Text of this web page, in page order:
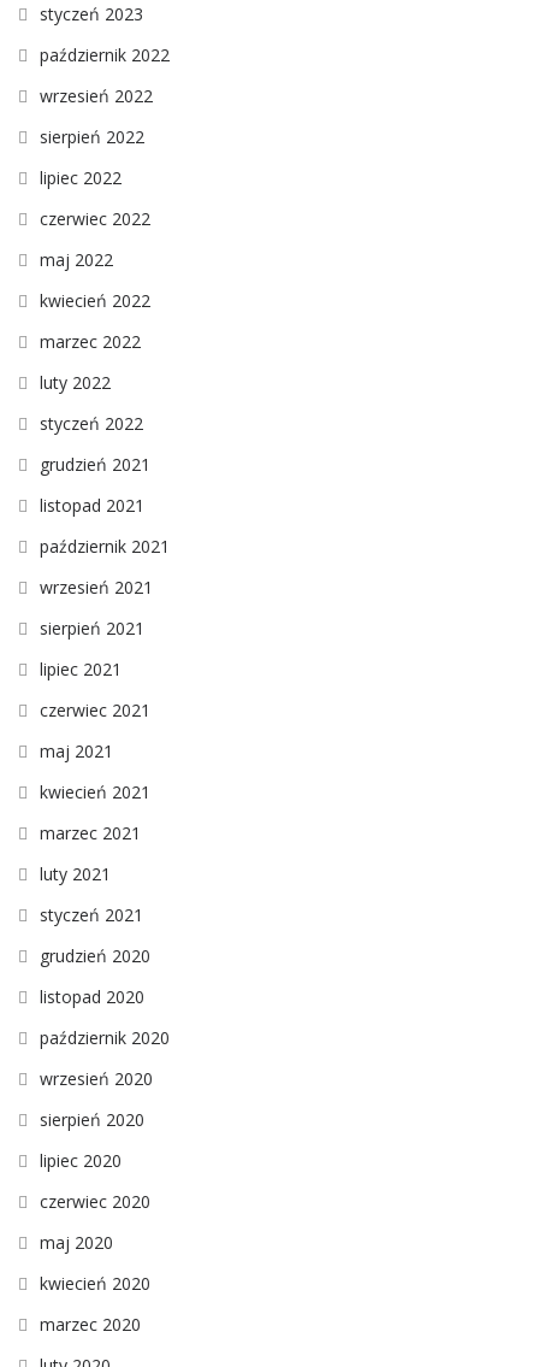
styczeń 2023
październik 2022
wrzesień 2022
sierpień 2022
lipiec 2022
czerwiec 2022
maj 2022
kwiecień 2022
marzec 2022
luty 2022
styczeń 2022
grudzień 2021
listopad 2021
październik 2021
wrzesień 2021
sierpień 2021
lipiec 2021
czerwiec 2021
maj 2021
kwiecień 2021
marzec 2021
luty 2021
styczeń 2021
grudzień 2020
listopad 2020
październik 2020
wrzesień 2020
sierpień 2020
lipiec 2020
czerwiec 2020
maj 2020
kwiecień 2020
marzec 2020